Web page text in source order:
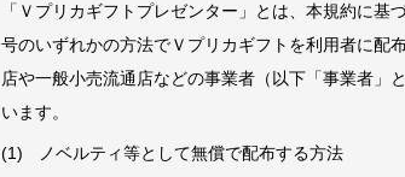
「Ｖプリカギフトプレゼンター」とは、本規約に
号のいずれかの方法でＶプリカギフトを利用者に配
店や一般小売流通店などの事業者（以下「事業者」
います。
ノベルティ等として無償で配布する方法